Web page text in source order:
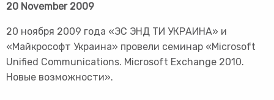
20 November 2009
20 ноября 2009 года «ЭС ЭНД ТИ УКРАИНА» и
«Майкрософт Украина» провели семинар «Microsoft
Unified Communications. Microsoft Exchange 2010.
Новые возможности».